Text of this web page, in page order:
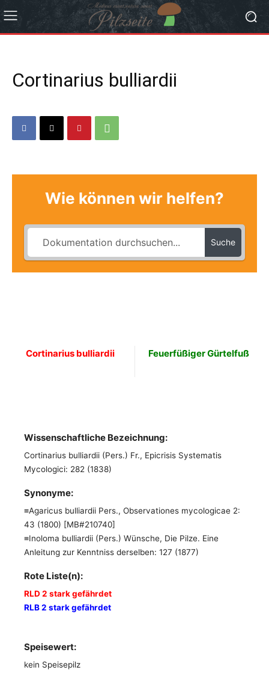
Cortinarius bulliardii
Wie können wir helfen?
Suche
Cortinarius bulliardii Feuerfüßiger Gürtelfuß
Wissenschaftliche Bezeichnung:
Cortinarius bulliardii (Pers.) Fr., Epicrisis Systematis
Mycologici: 282 (1838)
Synonyme:
≡Agaricus bulliardii Pers., Observationes mycologicae 2:
43 (1800) [MB#210740]
≡Inoloma bulliardii (Pers.) Wünsche, Die Pilze. Eine
Anleitung zur Kenntniss derselben: 127 (1877)
Rote Liste(n):
RLD 2 stark gefährdet
RLB 2 stark gefährdet
Speisewert:
kein Speisepilz